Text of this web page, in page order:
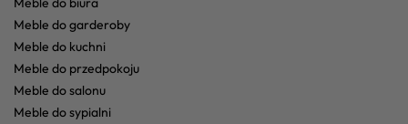
meble do garderoby
meble do kuchni
meble do przedpokoju
meble do salonu
meble do sypialni